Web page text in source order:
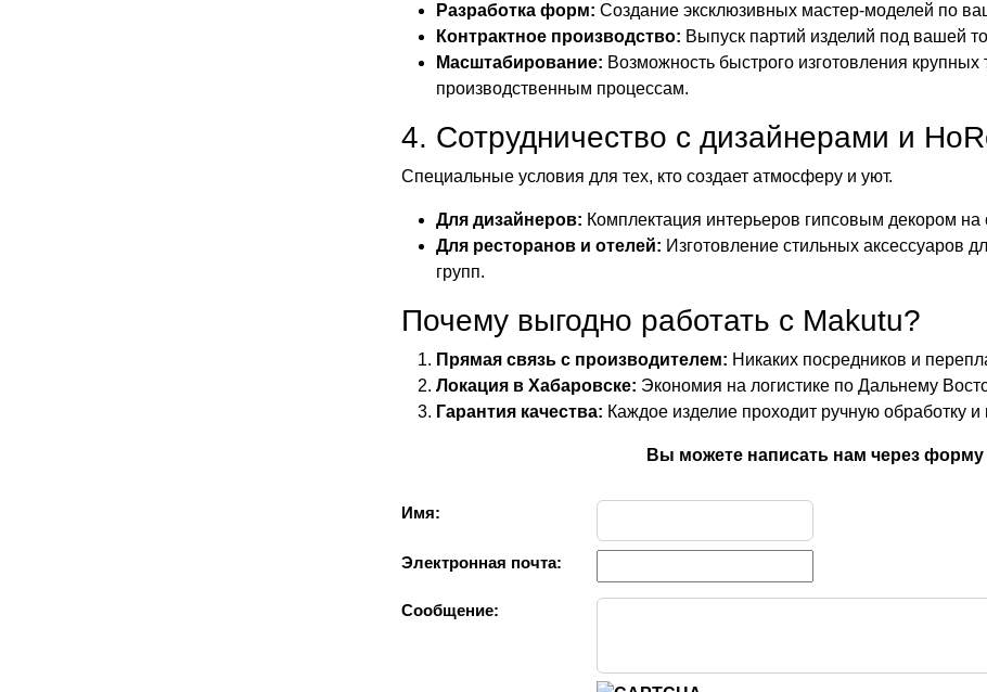
Разработка форм: Создание эксклюзивных мастер-моделей по
Контрактное производство: Выпуск партий изделий под вашей
Масштабирование: Возможность быстрого изготовления
производственным процессам.
4. Сотрудничество с дизайнерами и
Специальные условия для тех, кто создает атмосферу и уют.
Для дизайнеров: Комплектация интерьеров гипсовым декором на
Для ресторанов и отелей: Изготовление стильных аксессуаров
групп.
Почему выгодно работать с Makutu?
Прямая связь с производителем: Никаких посредников и
Локация в Хабаровске: Экономия на логистике по Дальнему
Гарантия качества: Каждое изделие проходит ручную обработку и
Вы можете написать нам через форму
Имя:
Электронная почта:
Сообщение: